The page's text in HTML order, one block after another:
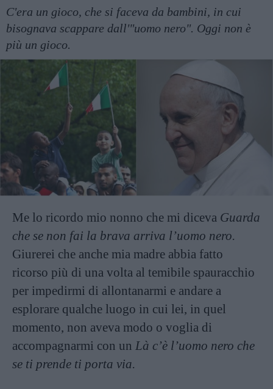
C'era un gioco, che si faceva da bambini, in cui
bisognava scappare dall'"uomo nero". Oggi non è
più un gioco.
Me lo ricordo mio nonno che mi diceva Guarda
che se non fai la brava arriva l’uomo nero.
Giurerei che anche mia madre abbia fatto
ricorso più di una volta al temibile spauracchio
per impedirmi di allontanarmi e andare a
esplorare qualche luogo in cui lei, in quel
momento, non aveva modo o voglia di
accompagnarmi con un Là c’è l’uomo nero che
se ti prende ti porta via.